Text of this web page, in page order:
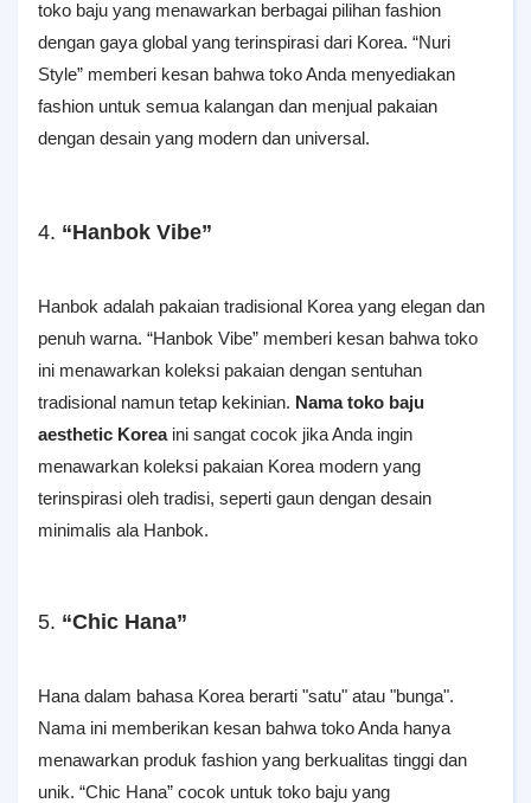
toko baju yang menawarkan berbagai pilihan fashion
dengan gaya global yang terinspirasi dari Korea. “Nuri
Style” memberi kesan bahwa toko Anda menyediakan
fashion untuk semua kalangan dan menjual pakaian
dengan desain yang modern dan universal.
4. “Hanbok Vibe”
Hanbok adalah pakaian tradisional Korea yang elegan dan
penuh warna. “Hanbok Vibe” memberi kesan bahwa toko
ini menawarkan koleksi pakaian dengan sentuhan
tradisional namun tetap kekinian. Nama toko baju
aesthetic Koreaini sangat cocok jika Anda ingin
menawarkan koleksi pakaian Korea modern yang
terinspirasi oleh tradisi, seperti gaun dengan desain
minimalis ala Hanbok.
5. “Chic Hana”
Hana dalam bahasa Korea berarti "satu" atau "bunga".
Nama ini memberikan kesan bahwa toko Anda hanya
menawarkan produk fashion yang berkualitas tinggi dan
unik. “Chic Hana” cocok untuk toko baju yang